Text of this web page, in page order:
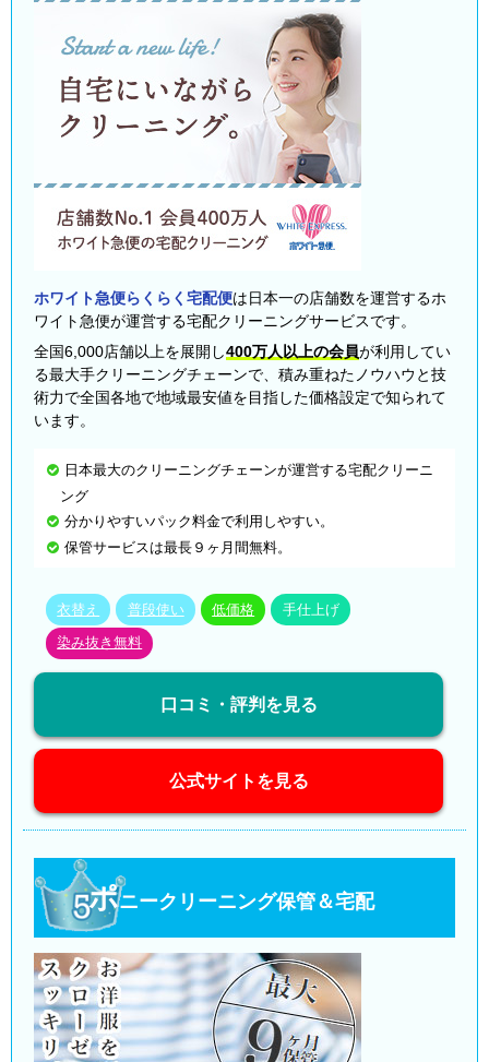
ホワイト急便らくらく宅配便は日本一の店舗数を運営するホ
ワイト急便が運営する宅配クリーニングサービスです。
全国6,000店舗以上を展開し400万人以上の会員が利用してい
る最大手クリーニングチェーンで、積み重ねたノウハウと技
術力で全国各地で地域最安値を目指した価格設定で知られて
います。
日本最大のクリーニングチェーンが運営する宅配クリーニ
ング
分かりやすいパック料金で利用しやすい。
保管サービスは最長９ヶ月間無料。
衣替え 普段使い 低価格 手仕上げ
染み抜き無料
口コミ・評判を見る
公式サイトを見る
ポニークリーニング保管＆宅配